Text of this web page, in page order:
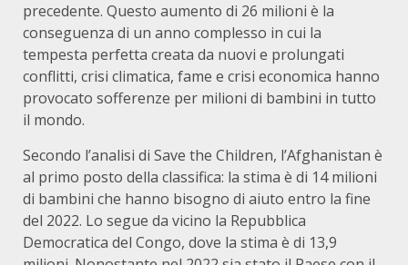
precedente. Questo aumento di 26 milioni è la
conseguenza di un anno complesso in cui la
tempesta perfetta creata da nuovi e prolungati
conflitti, crisi climatica, fame e crisi economica hanno
provocato sofferenze per milioni di bambini in tutto
il mondo.
Secondo l’analisi di Save the Children, l’Afghanistan è
al primo posto della classifica: la stima è di 14 milioni
di bambini che hanno bisogno di aiuto entro la fine
del 2022. Lo segue da vicino la Repubblica
Democratica del Congo, dove la stima è di 13,9